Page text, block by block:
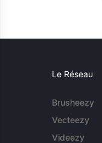
Le Réseau
Brusheezy
Vecteezy
Videezy